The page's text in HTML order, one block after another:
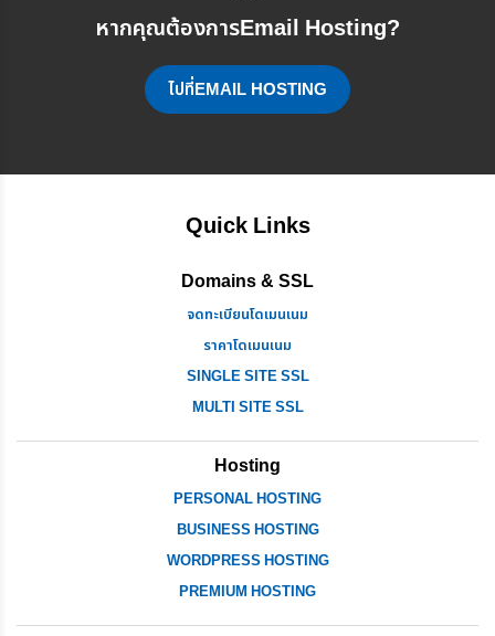
หากคุณต้องการEmail Hosting?
ไปที่EMAIL HOSTING
Quick Links
Domains & SSL
จดทะเบียนโดเมนเนม
ราคาโดเมนเนม
SINGLE SITE SSL
MULTI SITE SSL
Hosting
PERSONAL HOSTING
BUSINESS HOSTING
WORDPRESS HOSTING
PREMIUM HOSTING